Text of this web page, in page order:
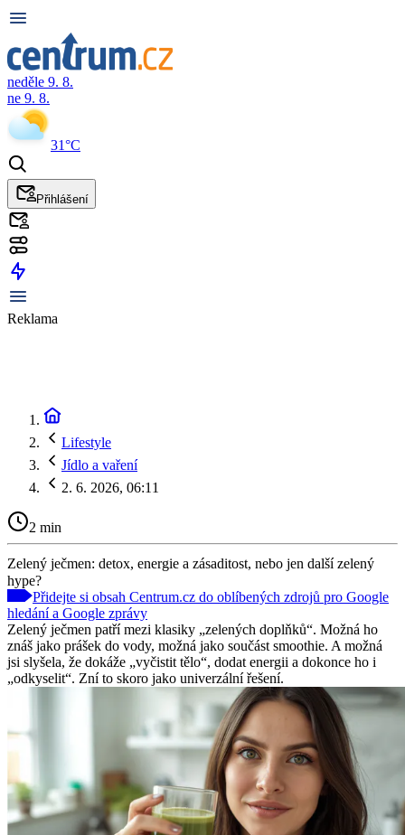
neděle 9. 8.
ne 9. 8.
31°C
Přihlášení
Reklama
Lifestyle
Jídlo a vaření
2. 6. 2026, 06:11
2 min
Zelený ječmen: detox, energie a zásaditost, nebo jen další zelený
hype?
Přidejte si obsah Centrum.cz do oblíbených zdrojů pro Google
hledání a Google zprávy
Zelený ječmen patří mezi klasiky „zelených doplňků“. Možná ho
znáš jako prášek do vody, možná jako součást smoothie. A možná
jsi slyšela, že dokáže „vyčistit tělo“, dodat energii a dokonce ho i
„odkyselit“. Zní to skoro jako univerzální řešení.